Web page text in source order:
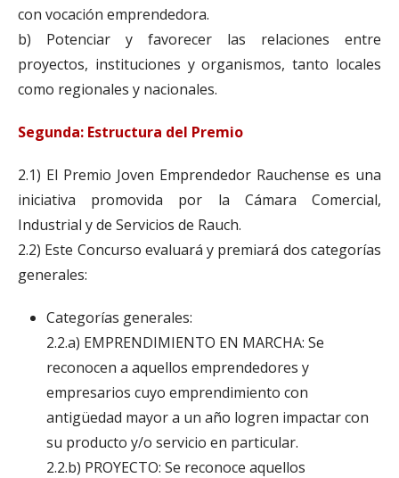
con vocación emprendedora.
b) Potenciar y favorecer las relaciones entre
proyectos, instituciones y organismos, tanto locales
como regionales y nacionales.
Segunda: Estructura del Premio
2.1) El Premio Joven Emprendedor Rauchense es una
iniciativa promovida por la Cámara Comercial,
Industrial y de Servicios de Rauch.
2.2) Este Concurso evaluará y premiará dos categorías
generales:
Categorías generales:
2.2.a) EMPRENDIMIENTO EN MARCHA: Se
reconocen a aquellos emprendedores y
empresarios cuyo emprendimiento con
antigüedad mayor a un año logren impactar con
su producto y/o servicio en particular.
2.2.b) PROYECTO: Se reconoce aquellos